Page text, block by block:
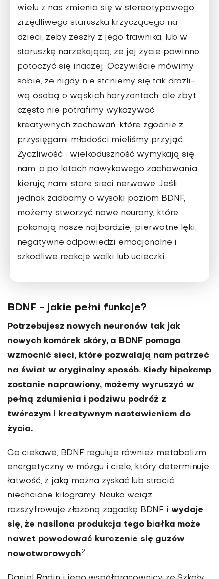
wielu z nas zmienia się w stereotypowego
zrzędliwego starusz­ka krzyczącego na
dzieci, żeby zeszły z jego trawnika, lub w
staruszkę narze­kającą, że jej życie powinno
potoczyć się inaczej. Oczywiście mówimy
sobie, że nigdy nie staniemy się tak drażli­
wą osobą o wąskich horyzontach, ale zbyt
często nie potrafimy wykazywać
kreatywnych zachowań, które zgod­nie z
przysięgami młodości mieliśmy przyjąć.
Życzliwość i wielkoduszność wymykają się
nam, a po latach nawy­kowego zachowania
kierują nami stare sieci nerwowe. Jeśli
jednak zadbamy o wysoki poziom BDNF,
możemy stworzyć nowe neurony, które
poko­nają nasze najbardziej pierwotne lęki,
negatywne odpowiedzi emocjonalne i
szkodliwe reakcje walki lub ucieczki.
BDNF - jakie pełni funkcje?
Potrzebujesz nowych neuronów tak jak
nowych komórek skóry, a BDNF pomaga
wzmocnić sieci, któ­re pozwalają nam patrzeć
na świat w oryginalny sposób. Kiedy hipo­kamp
zostanie naprawiony, może­my wyruszyć w
pełną zdumienia i podziwu podróż z
twórczym i kre­atywnym nastawieniem do
życia.
Co ciekawe, BDNF reguluje rów­nież metabolizm
energetyczny w mózgu i ciele, który determinuje
łatwość, z jaką można zyskać lub stracić
niechciane kilogramy. Nauka wciąż
rozszyfrowuje złożoną zagad­kę BDNF i wydaje
się, że nasilona produkcja tego białka może
nawet powodować kurczenie się guzów
nowotworowych2.